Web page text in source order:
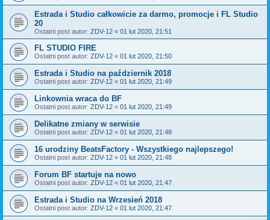
Estrada i Studio całkowicie za darmo, promocje i FL Studio
20
Ostatni post autor: ZDV-12 « 01 lut 2020, 21:51
FL STUDIO FIRE
Ostatni post autor: ZDV-12 « 01 lut 2020, 21:50
Estrada i Studio na październik 2018
Ostatni post autor: ZDV-12 « 01 lut 2020, 21:49
Linkownia wraca do BF
Ostatni post autor: ZDV-12 « 01 lut 2020, 21:49
Delikatne zmiany w serwisie
Ostatni post autor: ZDV-12 « 01 lut 2020, 21:48
16 urodziny BeatsFactory - Wszystkiego najlepszego!
Ostatni post autor: ZDV-12 « 01 lut 2020, 21:48
Forum BF startuje na nowo
Ostatni post autor: ZDV-12 « 01 lut 2020, 21:47
Estrada i Studio na Wrzesień 2018
Ostatni post autor: ZDV-12 « 01 lut 2020, 21:47